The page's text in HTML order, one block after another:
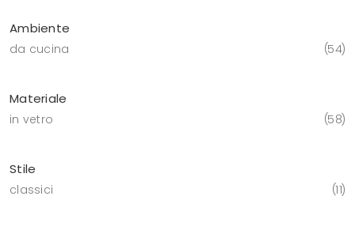
Ambiente
da cucina 54
Materiale
in vetro 58
Stile
classici 11